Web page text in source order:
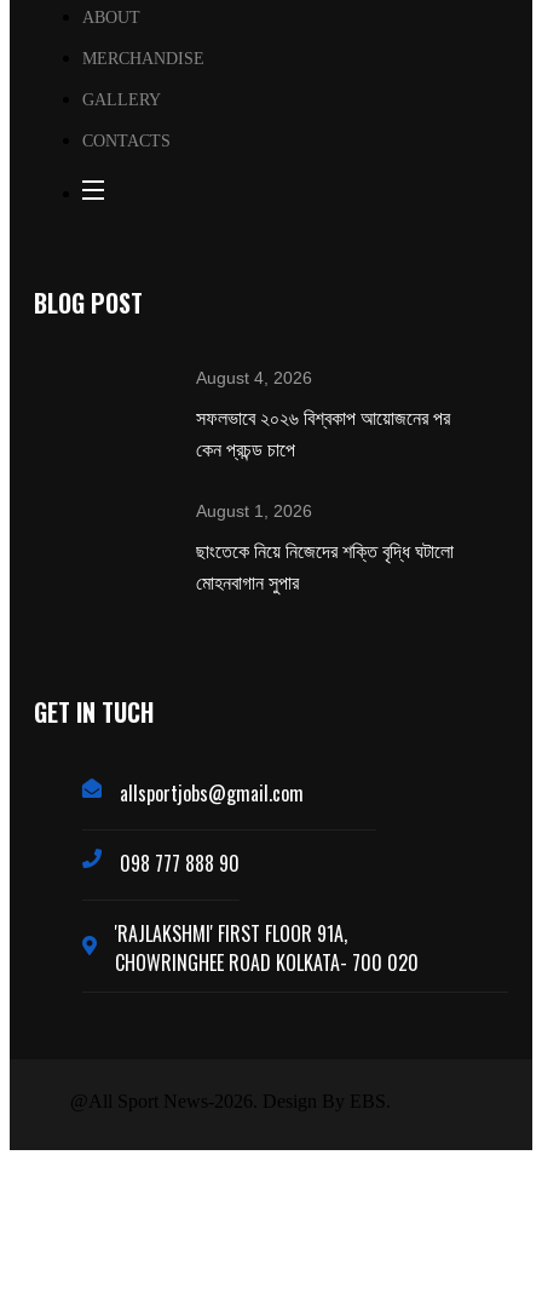
ABOUT
MERCHANDISE
GALLERY
CONTACTS
BLOG POST
August 4, 2026
সফলভাবে ২০২৬ বিশ্বকাপ আয়োজনের পর
কেন প্রচন্ড চাপে
August 1, 2026
ছাংতেকে নিয়ে নিজেদের শক্তি বৃদ্ধি ঘটালো
মোহনবাগান সুপার
GET IN TUCH
allsportjobs@gmail.com
098 777 888 90
'RAJLAKSHMI' FIRST FLOOR 91A,
CHOWRINGHEE ROAD KOLKATA- 700 020
@All Sport News-2026. Design By EBS.